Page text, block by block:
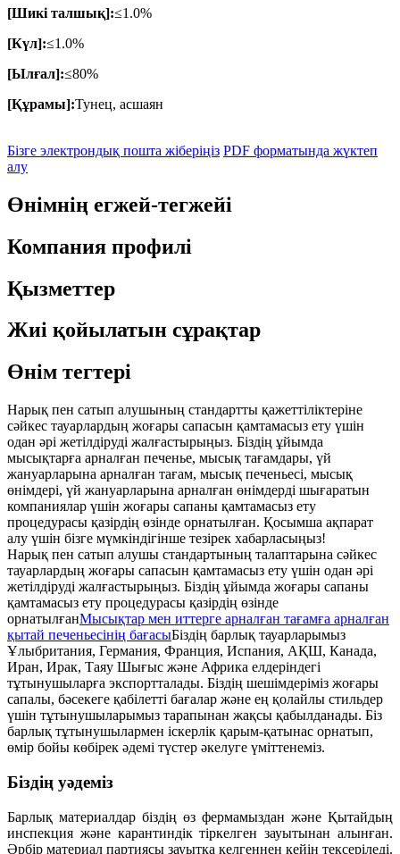
[Шикі талшық]:≤1.0%
[Күл]:≤1.0%
[Ылғал]:≤80%
[Құрамы]:Тунец, асшаян
Бізге электрондық пошта жіберіңіз PDF форматында жүктеп
алу
Өнімнің егжей-тегжейі
Компания профилі
Қызметтер
Жиі қойылатын сұрақтар
Өнім тегтері
Нарық пен сатып алушының стандартты қажеттіліктеріне
сәйкес тауарлардың жоғары сапасын қамтамасыз ету үшін
одан әрі жетілдіруді жалғастырыңыз. Біздің ұйымда
мысықтарға арналған печенье, мысық тағамдары, үй
жануарларына арналған тағам, мысық печеньесі, мысық
өнімдері, үй жануарларына арналған өнімдерді шығаратын
компаниялар үшін жоғары сапаны қамтамасыз ету
процедурасы қазірдің өзінде орнатылған. Қосымша ақпарат
алу үшін бізге мүмкіндігінше тезірек хабарласыңыз!
Нарық пен сатып алушы стандартының талаптарына сәйкес
тауарлардың жоғары сапасын қамтамасыз ету үшін одан әрі
жетілдіруді жалғастырыңыз. Біздің ұйымда жоғары сапаны
қамтамасыз ету процедурасы қазірдің өзінде
орнатылғанМысықтар мен иттерге арналған тағамға арналған
қытай печеньесінің бағасыБіздің барлық тауарларымыз
Ұлыбритания, Германия, Франция, Испания, АҚШ, Канада,
Иран, Ирак, Таяу Шығыс және Африка елдеріндегі
тұтынушыларға экспортталады. Біздің шешімдеріміз жоғары
сапалы, бәсекеге қабілетті бағалар және ең қолайлы стильдер
үшін тұтынушыларымыз тарапынан жақсы қабылданады. Біз
барлық тұтынушылармен іскерлік қарым-қатынас орнатып,
өмір бойы көбірек әдемі түстер әкелуге үміттенеміз.
Біздің уәдеміз
Барлық материалдар біздің өз фермамыздан және Қытайдың
инспекция және карантиндік тіркелген зауытынан алынған.
Әрбір материал партиясы зауытқа келгеннен кейін тексеріледі.